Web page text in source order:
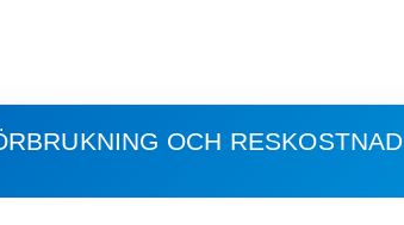
OCH RESKOSTNAD